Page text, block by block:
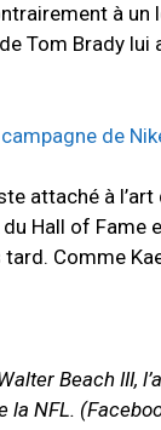
à
Tom Brady lui
de
attaché à
Hall of Fame
Comme
Beach III,
la NFL.